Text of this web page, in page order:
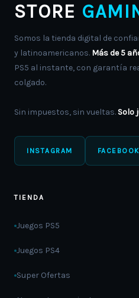
STORE
Somos la tienda digital de
y latinoamericanos. Más de 5
PS5 al instante, con garantía
colgado.
Sin impuestos, sin vueltas. Solo
INSTAGRAM FACEBOOK
TIENDA
Juegos PS5
Juegos PS4
Super Ofertas